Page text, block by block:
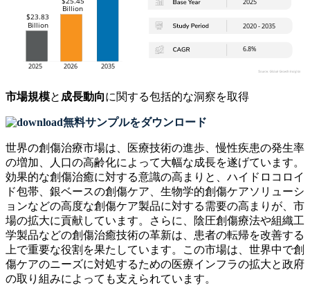
市場規模と 成長動向に関する包括的な洞察を取得
無料サンプルをダウンロード
世界の創傷治療市場は、医療技術の進歩、慢性疾患の発生率
の増加、人口の高齢化によって大幅な成長を遂げています。
効果的な創傷治癒に対する意識の高まりと、ハイドロコロイ
ド包帯、銀ベースの創傷ケア、生物学的創傷ケアソリューシ
ョンなどの高度な創傷ケア製品に対する需要の高まりが、市
場の拡大に貢献しています。さらに、陰圧創傷療法や組織工
学製品などの創傷治癒技術の革新は、患者の転帰を改善する
上で重要な役割を果たしています。この市場は、世界中で創
傷ケアのニーズに対処するための医療インフラの拡大と政府
の取り組みによっても支えられています。